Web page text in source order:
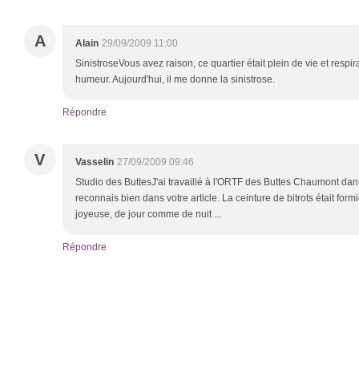
A Alain 29/09/2009 11:00
SinistroseVous avez raison, ce quartier était plein de vie et
humeur. Aujourd'hui, il me donne la sinistrose.
Répondre
V Vasselin 27/09/2009 09:46
Studio des ButtesJ'ai travaillé à l'ORTF des Buttes Chaumont
reconnais bien dans votre article. La ceinture de bitrots était
joyeuse, de jour comme de nuit ...
Répondre